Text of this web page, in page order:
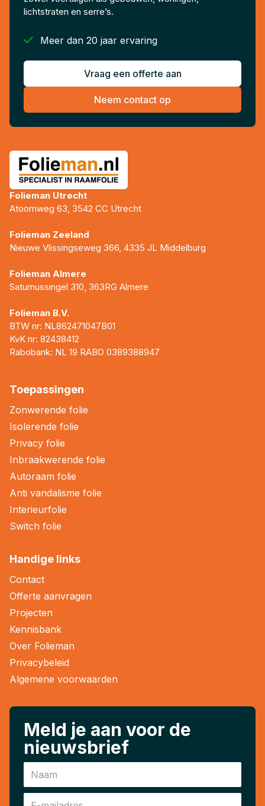
lichtstraten en serre’s.
 Meer dan 20 jaar ervaring
Vraag een offerte aan
Neem contact op
Folieman Utrecht
Atoomweg 63, 3542 CC Utrecht
Folieman Zeeland
Nieuwe Vlissingseweg 366, 4335 JL Middelburg
Folieman Almere
Saturnussingel 310, 363RG Almere
Folieman B.V.
BTW nr: NL862471047B01
KvK nr: 82438412
Rabobank: NL 19 RABO 0389388947
Toepassingen
Zonwerende folie
Isolerende folie
Privacy folie
Inbraakwerende folie
Autoraam folie
Anti vandalisme folie
Interieurfolie
Switch folie
Handige links
Contact
Offerte aanvragen
Projecten
Kennisbank
Over Folieman
Privacybeleid
Algemene voorwaarden
Meld je aan voor de
nieuwsbrief